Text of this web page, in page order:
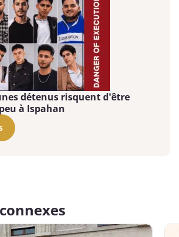
détenus risquent d'être
à Ispahan